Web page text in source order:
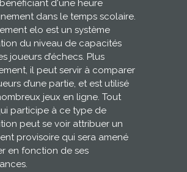
d'une heure
dans le temps scolaire.
elo est un système
du niveau de capacités
joueurs d’échecs. Plus
il peut servir à comparer
d’une partie, et est utilisé
jeux en ligne. Tout
participe à ce type de
peut se voir attribuer un
provisoire qui sera amené
en fonction de ses